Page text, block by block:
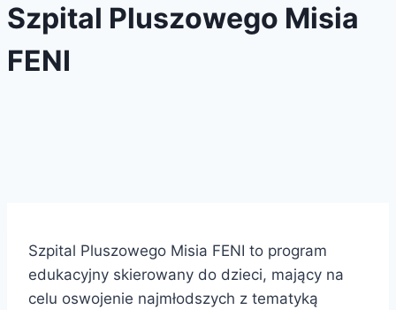
Szpital Pluszowego Misia
FENI
Szpital Pluszowego Misia FENI to program
edukacyjny skierowany do dzieci, mający na
celu oswojenie najmłodszych z tematyką